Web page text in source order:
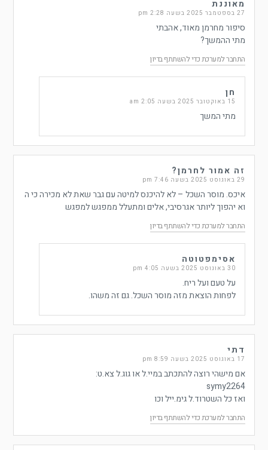
מאוננת
27 בספטמבר 2025 בשעה 2:28 pm
סיפור מחרמן מאוד, אהבתי
מתי ההמשך?
התחבר למערכת כדי להשתתף בדיון
חן
15 באוקטובר 2025 בשעה 2:05 am
מתי המשך
זה אמור לחרמן?
29 באוגוסט 2025 בשעה 7:46 pm
איכס. מוסר השכל – לא להיכנס למיטה עם גבר שאת לא מכירה כי ה
וא יהפוך ליותר אגרסיבי, אלים ומתעלל ממפגש למפגש
התחבר למערכת כדי להשתתף בדיון
אסימפטוטה
30 באוגוסט 2025 בשעה 4:05 pm
על טעם ועל ריח.
לפחות הוצאת מזה מוסר השכל. גם זה משהו.
דתי
17 באוגוסט 2025 בשעה 8:59 pm
אם מישהי רוצה להתכתב במיי.ל או גוג.ל צא.ט:
symy2264
ואז כל השטרוד.ל גימ.ייל וכו
התחבר למערכת כדי להשתתף בדיון